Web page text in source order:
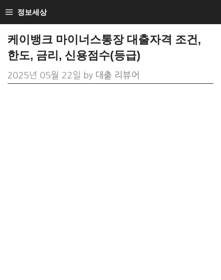
Skip
to
content
정보세상
케이뱅크 마이너스통장 대출자격 조건,
한도, 금리, 신용점수(등급)
2025년 05월 22일 by 대출 리뷰어